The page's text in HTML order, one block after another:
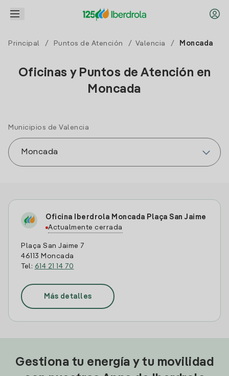
Principal / Puntos de Atención / Valencia / Moncada
Oficinas y Puntos de Atención en
Moncada
Municipios de Valencia
Oficina Iberdrola Moncada Plaça San Jaime
Actualmente cerrada
Plaça San Jaime 7
46113 Moncada
Tel: 614 21 14 70
Más detalles
Gestiona tu energía y tu movilidad